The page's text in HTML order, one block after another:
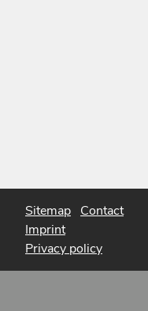
Sitemap Contact
Imprint
Privacy policy